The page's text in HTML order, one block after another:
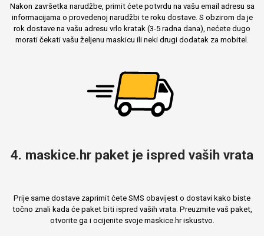
Nakon završetka narudžbe, primit ćete potvrdu na vašu email adresu sa
informacijama o provedenoj narudžbi te roku dostave. S obzirom da je
rok dostave na vašu adresu vrlo kratak (3-5 radna dana), nećete dugo
morati čekati vašu željenu maskicu ili neki drugi dodatak za mobitel.
4. maskice.hr paket je ispred vaših vrata
Prije same dostave zaprimit ćete SMS obavijest o dostavi kako biste
točno znali kada će paket biti ispred vaših vrata. Preuzmite vaš paket,
otvorite ga i ocijenite svoje maskice.hr iskustvo.